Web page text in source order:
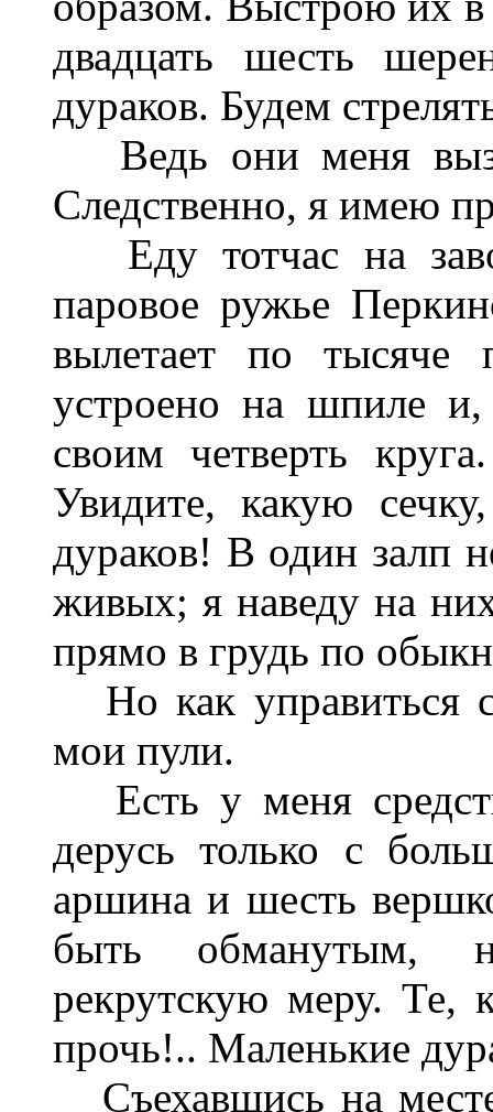
двадцать шесть
дураков. Будем
Ведь они меня
Следственно, я имею
Еду тотчас на
паровое ружье
вылетает по
устроено на шпиле и,
своим четверть
Увидите, какую
дураков! В один залп
живых; я наведу на
прямо в грудь по
Но как управиться
мои пули.
Есть у меня
дерусь только с
аршина и шесть
быть обманутым,
рекрутскую меру. Те,
прочь!.. Маленькие
Съехавшись на